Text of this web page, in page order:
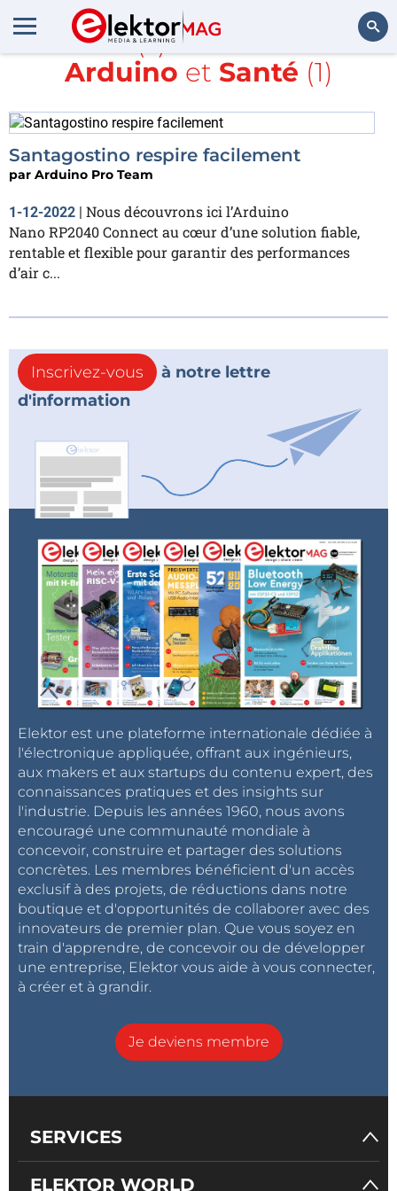
Rechercher
Article(s) avec la balise
Arduino et Santé (1)
Santagostino respire facilement
par Arduino Pro Team
1-12-2022 | Nous découvrons ici l’Arduino
Nano RP2040 Connect au cœur d’une solution fiable,
rentable et flexible pour garantir des performances
d’air c...
Inscrivez-vous
à notre lettre
d'information
Elektor est une plateforme internationale dédiée à
l'électronique appliquée, offrant aux ingénieurs,
aux makers et aux startups du contenu expert, des
connaissances pratiques et des insights sur
l'industrie. Depuis les années 1960, nous avons
encouragé une communauté mondiale à
concevoir, construire et partager des solutions
concrètes. Les membres bénéficient d'un accès
exclusif à des projets, de réductions dans notre
boutique et d'opportunités de collaborer avec des
innovateurs de premier plan. Que vous soyez en
train d'apprendre, de concevoir ou de développer
une entreprise, Elektor vous aide à vous connecter,
à créer et à grandir.
Je deviens membre
SERVICES
ELEKTOR WORLD